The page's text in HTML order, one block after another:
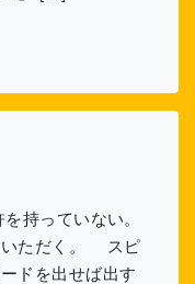
持っていない。
いただく。 スピ
ドを出せば出す